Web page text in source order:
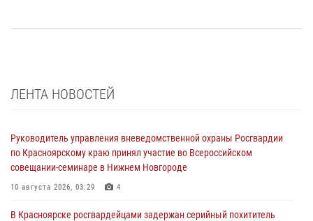
ЛЕНТА НОВОСТЕЙ
Руководитель управления вневедомственной охраны Росгвардии
по Красноярскому краю принял участие во Всероссийском
совещании-семинаре в Нижнем Новгороде
10 августа 2026, 03:29 4
В Красноярске росгвардейцами задержан серийный похититель